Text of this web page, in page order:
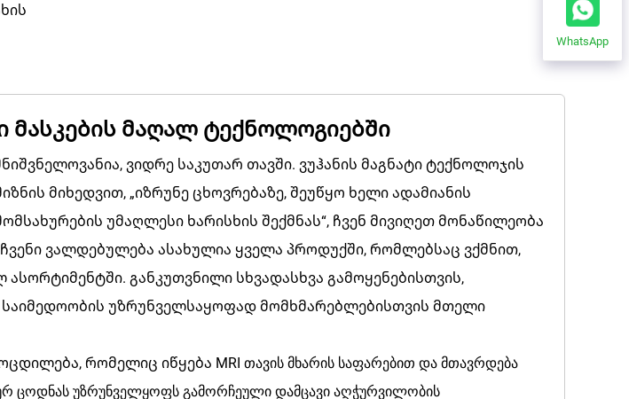
მასკების მაღალ ტექნოლოგიებში
ვიდრე საკუთარ თავში. ვუჰანის მაგნატი ტექნოლოჯის
მიხედვით, „იზრუნე ცხოვრებაზე, შეუწყო ხელი ადამიანის
უმაღლესი ხარისხის შექმნას“, ჩვენ მივიღეთ მონაწილეობა
ვალდებულება ასახულია ყველა პროდუქში, რომლებსაც ვქმნით,
განკუთვნილი სხვადასხვა გამოყენებისთვის,
უზრუნველსაყოფად მომხმარებლებისთვის მთელი
რომელიც იწყება MRI თავის მხარის საფარებით და მთავრდება
ცოდნას უზრუნველყოფს გამორჩეული დამცავი აღჭურვილობის
WhatsApp